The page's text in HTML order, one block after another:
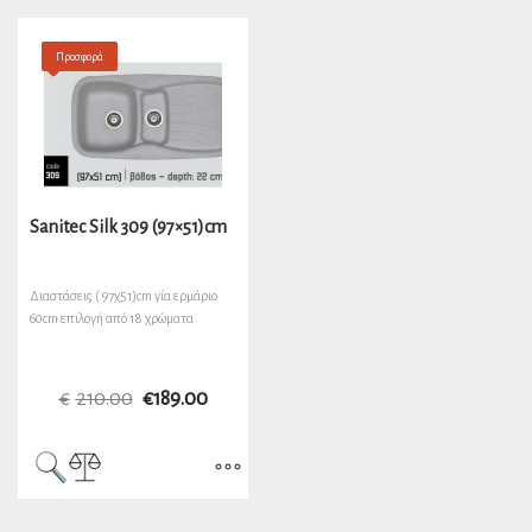
Προσφορά
Sanitec Silk 309 (97×51)cm
Διαστάσεις ( 97χ51)cm γία ερμάριο
60cm επιλογή από 18 χρώματα
€ 210.00 €189.00